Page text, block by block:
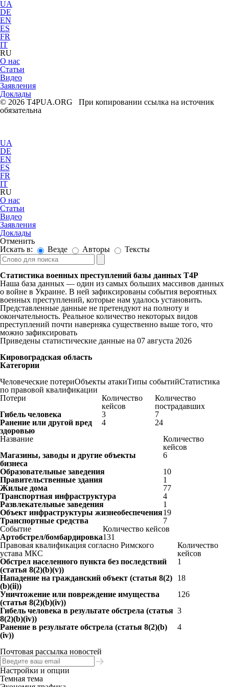
UA
DE
EN
ES
FR
IT
RU
О нас
Статьи
Видео
Заявления
Доклады
© 2026 T4PUA.ORG При копировании ссылка на источник
обязательна
UA
DE
EN
ES
FR
IT
RU
О нас
Статьи
Видео
Заявления
Доклады
Отменить
Искать в:
Везде Авторы Тексты
Статистика военных преступлений базы данных T4P
Наша база данных — один из самых больших массивов данных
о войне в Украине. В ней зафиксированы события вероятных
военных преступлений, которые нам удалось установить.
Представленные данные не претендуют на полноту и
окончательность. Реальное количество некоторых видов
преступлений почти наверняка существенно выше того, что
можно зафиксировать
Приведены статистические данные на 07 августа 2026
Кировоградская область
Категории
Человеческие потериОбъекты атакиТипы событийСтатистика
по правовой квалификации
Потери
Количество
кейсов
Количество
пострадавших
Гибель человека
3
7
Ранение или другой вред
здоровью
4
24
Название
Количество
кейсов
Магазины, заводы и другие объекты
бизнеса
6
Образовательные заведения
10
Правительственные здания
1
Жилые дома
77
Транспортная инфраструктура
4
Развлекательные заведения
1
Объект инфраструктуры жизнеобеспечения19
Транспортные средства
7
Событие
Количество кейсов
Артобстрел/бомбардировка131
Правовая квалификация согласно Римского
устава МКС
Количество
кейсов
Обстрел населенного пункта без последствий
(статья 8(2)(b)(v))
1
Нападение на гражданский объект (статья 8(2)
(b)(ii))
18
Уничтожение или повреждение имущества
(статья 8(2)(b)(iv))
126
Гибель человека в результате обстрела (статья
8(2)(b)(iv))
3
Ранение в результате обстрела (статья 8(2)(b)
(iv))
4
Почтовая рассылка новостей
Настройки и опции
Темная тема